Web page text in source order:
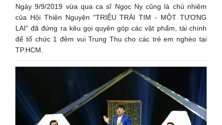
Ngày 9/9/2019 vừa qua ca sĩ Ngọc Ny cũng là chủ nhiệm
của Hội Thiện Nguyện "TRIỆU TRÁI TIM - MỘT TƯƠNG
LAI" đã đứng ra kêu gọi quyên góp các vật phẩm, tài chính
để tổ chức 1 đêm vui Trung Thu cho các trẻ em nghèo tại
TP.HCM.